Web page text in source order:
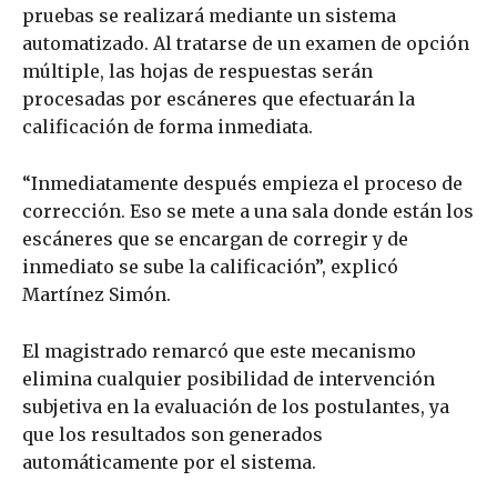
pruebas se realizará mediante un sistema
automatizado. Al tratarse de un examen de opción
múltiple, las hojas de respuestas serán
procesadas por escáneres que efectuarán la
calificación de forma inmediata.
“Inmediatamente después empieza el proceso de
corrección. Eso se mete a una sala donde están los
escáneres que se encargan de corregir y de
inmediato se sube la calificación”, explicó
Martínez Simón.
El magistrado remarcó que este mecanismo
elimina cualquier posibilidad de intervención
subjetiva en la evaluación de los postulantes, ya
que los resultados son generados
automáticamente por el sistema.